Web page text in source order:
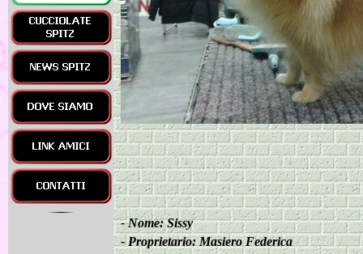
-Nome: Sissy
-Proprietario: Masiero Federica